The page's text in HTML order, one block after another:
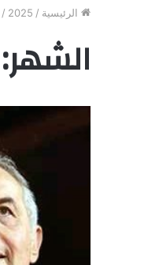
الرئيسية /
2025
/
الشهر: